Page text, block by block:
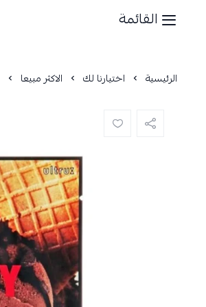
القائمة
الرئيسية اختيارنا لك الاكثر مبيعا